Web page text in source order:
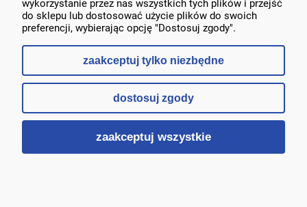
pokaż pełną wersję strony
Sklep internetowy Shoper.pl
wykorzystanie przez nas wszystkich tych plików i przejść
do sklepu lub dostosować użycie plików do swoich
preferencji, wybierając opcję "Dostosuj zgody".
zaakceptuj tylko niezbędne
dostosuj zgody
zaakceptuj wszystkie